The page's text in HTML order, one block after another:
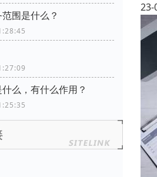
围是什么？
么，有什么作用？
23-